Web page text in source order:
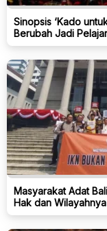
Sinopsis ‘Kado
Berubah Jadi
Masyarakat Adat
Hak dan